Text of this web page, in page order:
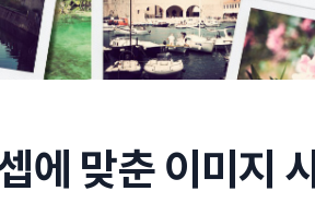
에 맞춘 이미지